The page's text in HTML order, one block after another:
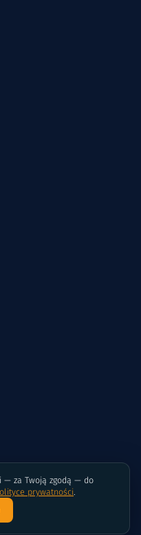
— za Twoją zgodą — do
prywatności.